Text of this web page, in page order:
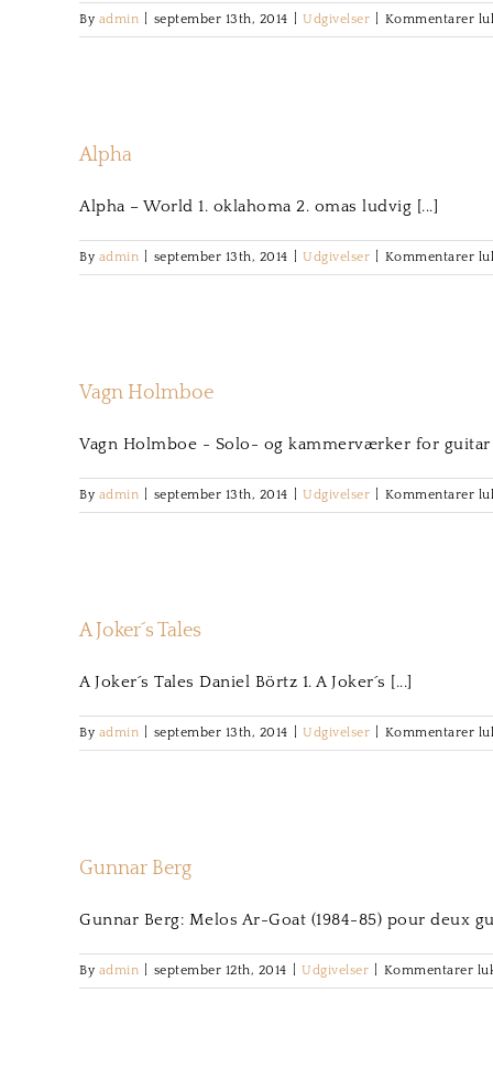
By admin | september 13th, 2014 | Udgivelser | Kommentarer
Alpha
Alpha – World 1. oklahoma 2. omas ludvig [...]
By admin | september 13th, 2014 | Udgivelser | Kommentarer
Vagn Holmboe
Vagn Holmboe - Solo- og kammerværker for guitar
By admin | september 13th, 2014 | Udgivelser | Kommentarer
A Joker´s Tales
A Joker´s Tales Daniel Börtz 1. A Joker´s [...]
By admin | september 13th, 2014 | Udgivelser | Kommentarer
Gunnar Berg
Gunnar Berg: Melos Ar-Goat (1984-85) pour deux
By admin | september 12th, 2014 | Udgivelser | Kommentarer